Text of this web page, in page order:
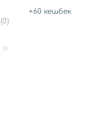
+60 кешбек
(0)